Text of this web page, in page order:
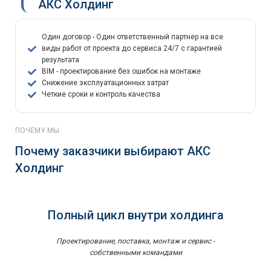
АКС Холдинг
Один договор - Один ответственный партнер на все
виды работ от проекта до сервиса 24/7 с гарантией
результата
BIM - проектирование без ошибок на монтаже
Снижение эксплуатационных затрат
Четкие сроки и контроль качества
ПОЧЕМУ МЫ
Почему заказчики выбирают АКС
Холдинг
Полный цикл внутри холдинга
Проектирование, поставка, монтаж и сервис -
собственными командами